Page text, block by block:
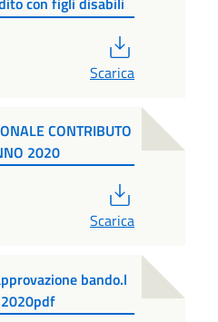
Scarica
CONTRIBUTO
2020
Scarica
bando.l